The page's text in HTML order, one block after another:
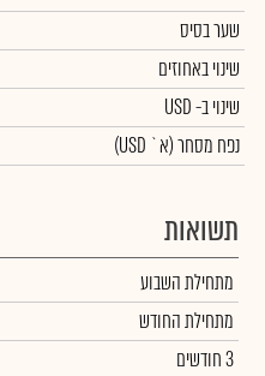
שער בסיס
שינוי באחוזים
שינויב- USD
נפח מסחר(א` USD)
תשואות
מתחילת השבוע
מתחילת החודש
3 חודשים